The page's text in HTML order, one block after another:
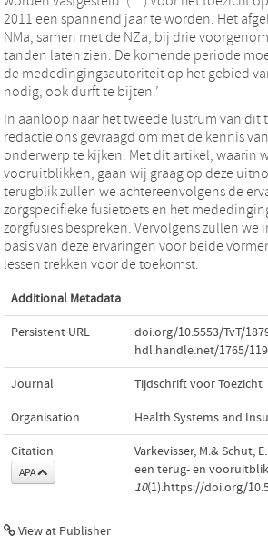
2011 een spannend jaar te worden. Het
NMa, samen met de NZa, bij drie
tanden laten zien. De komende periode
de mededingingsautoriteit op het gebied
nodig, ook durft te bijten.’
In aanloop naar het tweede lustrum van dit
redactie ons gevraagd om met de kennis
onderwerp te kijken. Met dit artikel, waarin
vooruitblikken, gaan wij graag op deze
terugblik zullen we achtereenvolgens de
zorgspecifieke fusietoets en het
zorgfusies bespreken. Vervolgens zullen
basis van deze ervaringen voor beide
lessen trekken voor de toekomst.
Additional Metadata
Persistent URL doi.org/10.5553/TvT/
hdl.handle.net/1765/
Journal Tijdschrift voor Toezicht
Organisation Health Systems and
Citation
APA
Varkevisser, M.& Schut,
een terug- en
10(1).https://doi.org/
View at Publisher